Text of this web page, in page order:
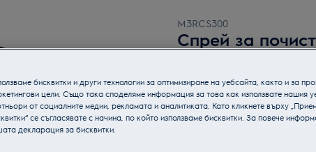
M3RCS300
Спрей за
бисквитки и други технологии за оптимизиране на уебсайта, както и за
цели. Също така споделяме информация за това как използвате нашия
от социалните медии, рекламата и аналитиката. Като кликнете върху
се съгласявате с начина, по който използваме бисквитки. За повече
декларация за бисквитки.